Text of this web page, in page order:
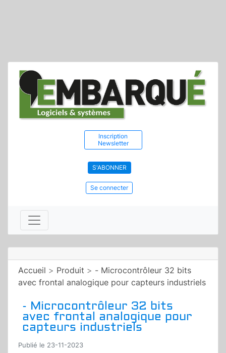
Inscription
Newsletter
S'ABONNER
Se connecter
Accueil > Produit > - Microcontrôleur 32 bits
avec frontal analogique pour capteurs industriels
- Microcontrôleur 32 bits
avec frontal analogique pour
capteurs industriels
Publié le 23-11-2023